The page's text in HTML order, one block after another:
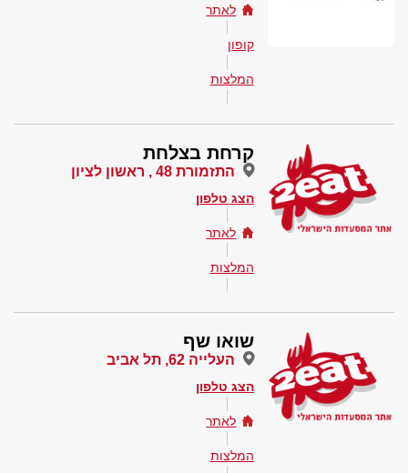
לאתר
קופון
המלצות
קרחת בצלחת
התזמורת 48 , ראשון לציון
הצג טלפון
לאתר
המלצות
שואו שף
העלייה 62, תל אביב
הצג טלפון
לאתר
המלצות